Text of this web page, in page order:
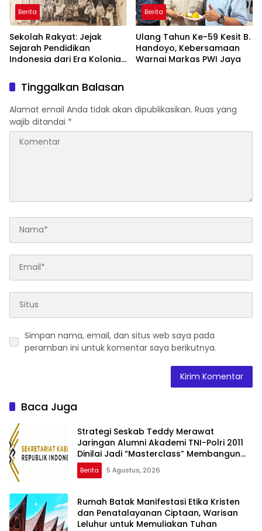
Berita
Sekolah Rakyat: Jejak
Sejarah Pendidikan
Indonesia dari Era Kolonial
Pemerintahan Prabowo
Berita
Ulang Tahun Ke-59 Kesit B.
Handoyo, Kebersamaan
Warnai Markas PWI Jaya
Tinggalkan Balasan
Alamat email Anda tidak akan dipublikasikan. Ruas yang
wajib ditandai *
Simpan nama, email, dan situs web saya pada
peramban ini untuk komentar saya berikutnya.
Baca Juga
Strategi Seskab Teddy Merawat
Jaringan Alumni Akademi TNI-Polri 2011
Dinilai Jadi “Masterclass” Membangun
Loyalitas
Berita 5 Agustus, 2026
Rumah Batak Manifestasi Etika Kristen
dan Penatalayanan Ciptaan, Warisan
Leluhur untuk Memuliakan Tuhan